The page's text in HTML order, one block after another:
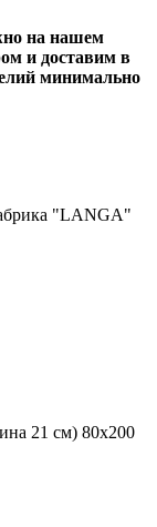
на нашем
и доставим в
минимально
"LANGA"
21 см) 80х200